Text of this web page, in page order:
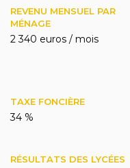
REVENU MENSUEL PAR
MÉNAGE
2 340 euros / mois
TAXE FONCIÈRE
34 %
RÉSULTATS DES LYCÉES